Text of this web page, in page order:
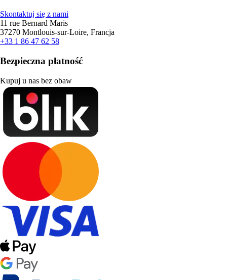
Skontaktuj się z nami
11 rue Bernard Maris
37270 Montlouis-sur-Loire, Francja
+33 1 86 47 62 58
Bezpieczna płatność
Kupuj u nas bez obaw